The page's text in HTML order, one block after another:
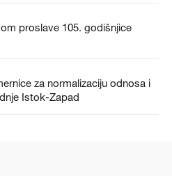
proslave 105. godišnjice
za normalizaciju odnosa i
Istok-Zapad